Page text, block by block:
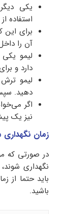
یکی
استفاده
برای
آن را
لیمو
دارد و
لیمو
دهید.
اگر
نیز یک
زمان
در صورتی که
نگهداری
باید حتما از
باشید.